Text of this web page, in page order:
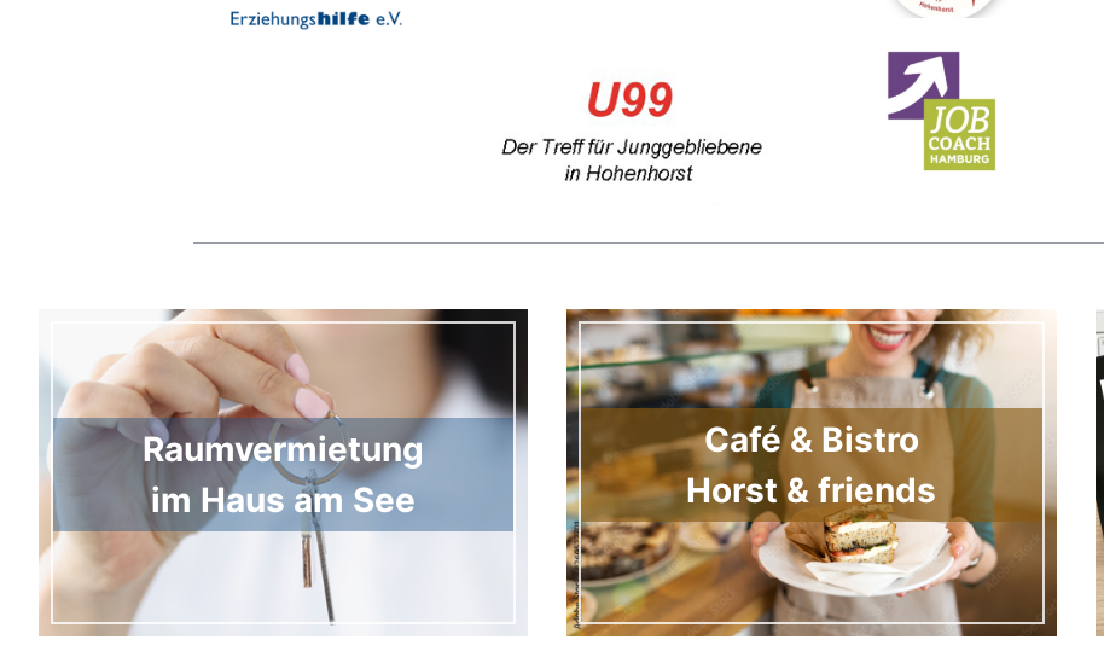
Raumvermietung
im Haus am See
Café & Bistro
Horst & friends